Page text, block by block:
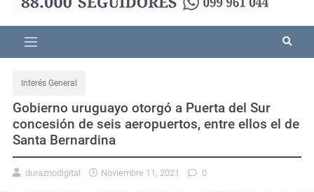
Interés General
Gobierno uruguayo otorgó a Puerta del Sur
concesión de seis aeropuertos, entre ellos el de
Santa Bernardina
duraznodigital Noviembre 11, 2021 0